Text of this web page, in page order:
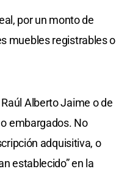
por un monto de
muebles registrables o
Alberto Jaime o de
embargados. No
adquisitiva, o
establecido” en la